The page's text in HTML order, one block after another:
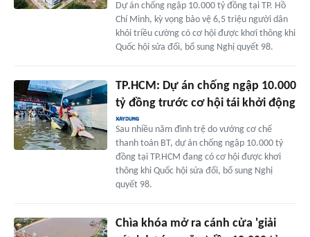
Dự án chống ngập 10.000 tỷ đồng tại TP. Hồ
Chí Minh, kỳ vọng bảo vệ 6,5 triệu người dân
khỏi triều cường có cơ hội được khơi thông khi
Quốc hội sửa đổi, bổ sung Nghị quyết 98.
TP.HCM: Dự án chống ngập 10.000
tỷ đồng trước cơ hội tái khởi động
Sau nhiều năm đình trệ do vướng cơ chế
thanh toán BT, dự án chống ngập 10.000 tỷ
đồng tại TP.HCM đang có cơ hội được khơi
thông khi Quốc hội sửa đổi, bổ sung Nghị
quyết 98.
Chìa khóa mở ra cánh cửa 'giải